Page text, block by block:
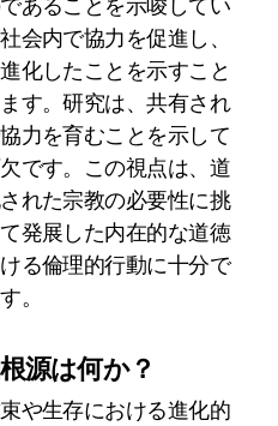
会内で協力を促進し、
化したことを示すこと
す。研究は、共有され
力を育むことを示して
です。この視点は、道
れた宗教の必要性に挑
発展した内在的な道徳
る倫理的行動に十分で
。
源は何か？
や生存における進化的